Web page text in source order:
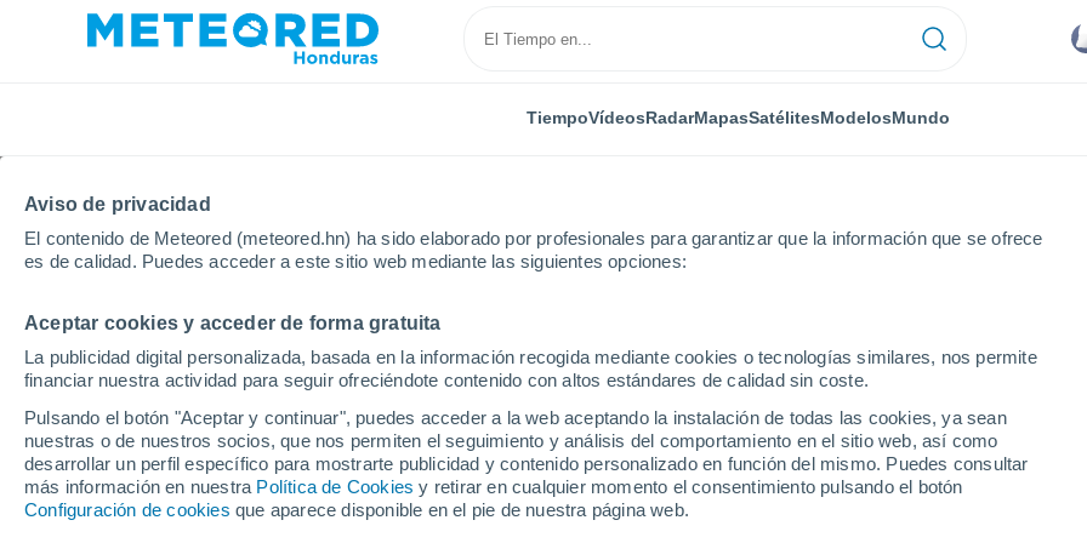
Aviso de privacidad
El contenido de Meteored (meteored.hn) ha sido elaborado por profesionales para garantizar que la información que se ofrece
es de calidad. Puedes acceder a este sitio web mediante las siguientes opciones:
Aceptar cookies y acceder de forma gratuita
La publicidad digital personalizada, basada en la información recogida mediante cookies o tecnologías similares, nos permite
financiar nuestra actividad para seguir ofreciéndote contenido con altos estándares de calidad sin coste.
Pulsando el botón "Aceptar y continuar", puedes acceder a la web aceptando la instalación de todas las cookies, ya sean
nuestras o de nuestros socios, que nos permiten el seguimiento y análisis del comportamiento en el sitio web, así como
desarrollar un perfil específico para mostrarte publicidad y contenido personalizado en función del mismo. Puedes consultar
más información en nuestra Política de Cookies y retirar en cualquier momento el consentimiento pulsando el botón
Configuración de cookies que aparece disponible en el pie de nuestra página web.
TiempoVídeosRadarMapasSatélitesModelosMundo
Inicio Vídeos Una gran tormenta deja inundaciones y montañas de granizo en Cuajimalpa, México